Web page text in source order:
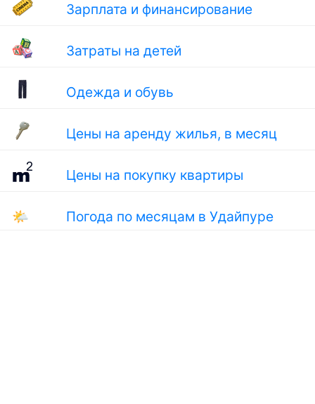
Зарплата и финансирование
Затраты на детей
Одежда и обувь
Цены на аренду жилья, в месяц
Цены на покупку квартиры
🌤 Погода по месяцам в Удайпуре